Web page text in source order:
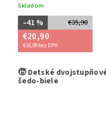
Skladom
€35,90
–41 %
€20,90
€16,99 bez DPH
🧒Detské
šedo-biele